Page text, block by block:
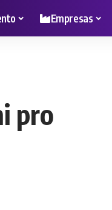
Empresas
pro